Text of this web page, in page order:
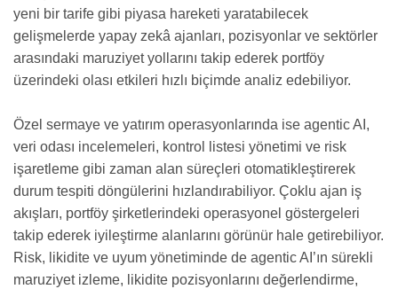
yeni bir tarife gibi piyasa hareketi yaratabilecek
gelişmelerde yapay zekâ ajanları, pozisyonlar ve sektörler
arasındaki maruziyet yollarını takip ederek portföy
üzerindeki olası etkileri hızlı biçimde analiz edebiliyor.
Özel sermaye ve yatırım operasyonlarında ise agentic AI,
veri odası incelemeleri, kontrol listesi yönetimi ve risk
işaretleme gibi zaman alan süreçleri otomatikleştirerek
durum tespiti döngülerini hızlandırabiliyor. Çoklu ajan iş
akışları, portföy şirketlerindeki operasyonel göstergeleri
takip ederek iyileştirme alanlarını görünür hale getirebiliyor.
Risk, likidite ve uyum yönetiminde de agentic AI’ın sürekli
maruziyet izleme, likidite pozisyonlarını değerlendirme,